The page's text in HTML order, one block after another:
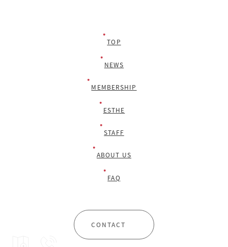
TOP
NEWS
MEMBERSHIP
ESTHE
STAFF
ABOUT US
FAQ
CONTACT